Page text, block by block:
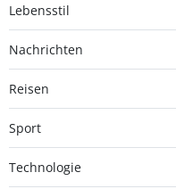
Lebensstil
Nachrichten
Reisen
Sport
Technologie